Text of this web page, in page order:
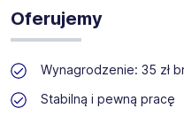
Oferujemy
Wynagrodzenie: 35 zł
Stabilną i pewną pracę